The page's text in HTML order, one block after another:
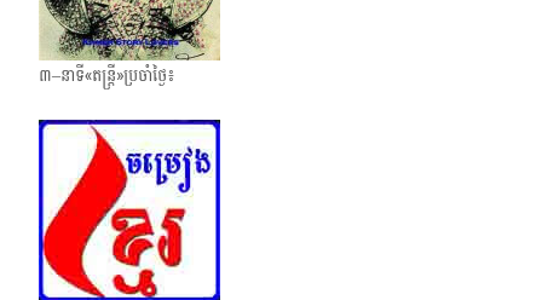
៣–នាទី«តន្រ្តី»ប្រចាំថ្ងៃ៖